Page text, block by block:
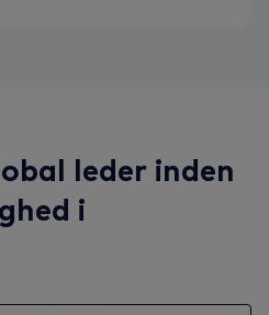
leder inden
i